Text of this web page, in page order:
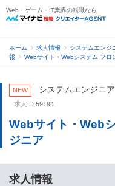
Web・ゲーム・IT業界の転職なら
ホーム 求人情報
システムエンジ
報
Webサイト・Webシステム フロ
NEW システムエンジニ
求人ID:59194
Webサイト・Web
ジニア
求人情報